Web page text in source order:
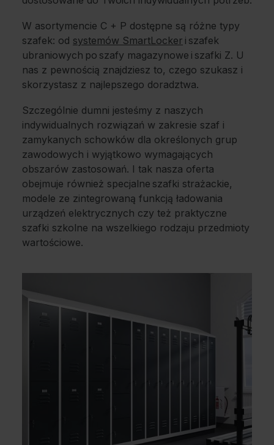
W asortymencie C + P dostępne są różne typy
szafek: od systemów SmartLocker i szafek
ubraniowych po szafy magazynowe i szafki Z. U
nas z pewnością znajdziesz to, czego szukasz i
skorzystasz z najlepszego doradztwa.
Szczególnie dumni jesteśmy z naszych
indywidualnych rozwiązań w zakresie szaf i
zamykanych schowków dla określonych grup
zawodowych i wyjątkowo wymagających
obszarów zastosowań. I tak nasza oferta
obejmuje również specjalne szafki strażackie,
modele ze zintegrowaną funkcją ładowania
urządzeń elektrycznych czy też praktyczne
szafki szkolne na wszelkiego rodzaju przedmioty
wartościowe.